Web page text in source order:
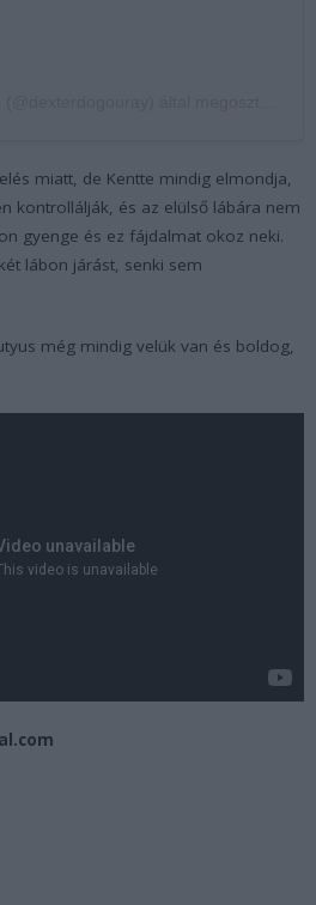
miatt, de Kentte mindig elmondja,
kontrollálják, és az elülső lábára nem
gyenge és ez fájdalmat okoz neki.
lábon járást, senki sem
még mindig velük van és boldog,